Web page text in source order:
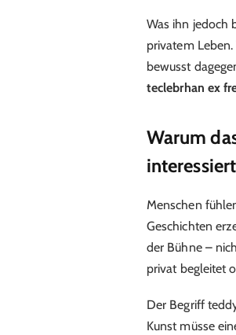
Was ihn jedoch
privatem
bewusst
teclebrhan ex
Warum
interessiert
Menschen
Geschichten
der Bühne –
privat begleitet
Der Begriff
Kunst müsse